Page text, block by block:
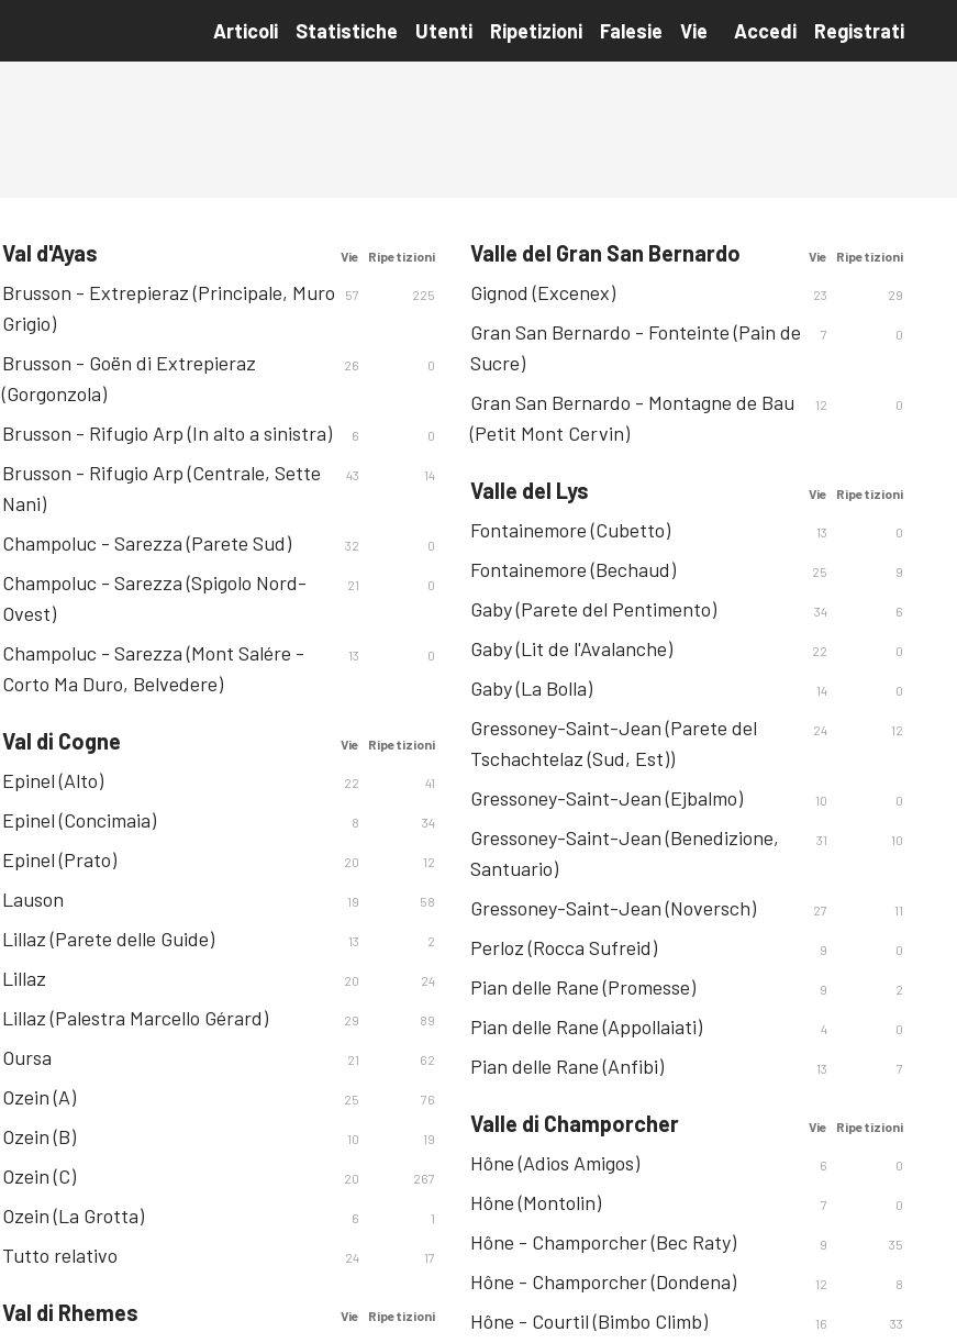
Articoli Statistiche Utenti Ripetizioni Falesie Vie Accedi Registrati
Val d'Ayas Vie Ripetizioni
Brusson - Extrepieraz (Principale, Muro
Grigio)
57 225
Brusson - Goën di Extrepieraz
(Gorgonzola)
26 0
Brusson - Rifugio Arp (In alto a sinistra) 6 0
Brusson - Rifugio Arp (Centrale, Sette
Nani)
43 14
Champoluc - Sarezza (Parete Sud) 32 0
Champoluc - Sarezza (Spigolo Nord-
Ovest)
21 0
Champoluc - Sarezza (Mont Salére -
Corto Ma Duro, Belvedere)
13 0
Val di Cogne Vie Ripetizioni
Epinel (Alto) 22 41
Epinel (Concimaia) 8 34
Epinel (Prato) 20 12
Lauson 19 58
Lillaz (Parete delle Guide) 13 2
Lillaz 20 24
Lillaz (Palestra Marcello Gérard) 29 89
Oursa 21 62
Ozein (A) 25 76
Ozein (B) 10 19
Ozein (C) 20 267
Ozein (La Grotta) 6 1
Tutto relativo 24 17
Val di Rhemes Vie Ripetizioni
Valle del Gran San Bernardo Vie Ripetizioni
Gignod (Excenex) 23 29
Gran San Bernardo - Fonteinte (Pain de
Sucre)
7 0
Gran San Bernardo - Montagne de Bau
(Petit Mont Cervin)
12 0
Valle del Lys Vie Ripetizioni
Fontainemore (Cubetto) 13 0
Fontainemore (Bechaud) 25 9
Gaby (Parete del Pentimento) 34 6
Gaby (Lit de l'Avalanche) 22 0
Gaby (La Bolla) 14 0
Gressoney-Saint-Jean (Parete del
Tschachtelaz (Sud, Est))
24 12
Gressoney-Saint-Jean (Ejbalmo) 10 0
Gressoney-Saint-Jean (Benedizione,
Santuario)
31 10
Gressoney-Saint-Jean (Noversch) 27 11
Perloz (Rocca Sufreid) 9 0
Pian delle Rane (Promesse) 9 2
Pian delle Rane (Appollaiati) 4 0
Pian delle Rane (Anfibi) 13 7
Valle di Champorcher Vie Ripetizioni
Hône (Adios Amigos) 6 0
Hône (Montolin) 7 0
Hône - Champorcher (Bec Raty) 9 35
Hône - Champorcher (Dondena) 12 8
Hône - Courtil (Bimbo Climb) 16 33